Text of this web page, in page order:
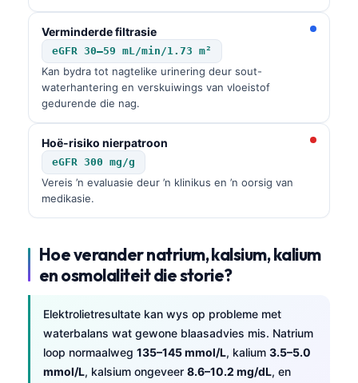
Verminderde filtrasie
eGFR 30–59 mL/min/1.73 m²
Kan bydra tot nagtelike urinering deur sout-
waterhantering en verskuiwings van vloeistof
gedurende die nag.
Hoë-risiko nierpatroon
eGFR 300 mg/g
Vereis ’n evaluasie deur ’n klinikus en ’n oorsig van
medikasie.
Hoe verander natrium, kalsium, kalium
en osmolaliteit die storie?
Elektrolietresultate kan wys op probleme met
waterbalans wat gewone blaasadvies mis. Natrium
loop normaalweg 135–145 mmol/L, kalium 3.5–5.0
mmol/L, kalsium ongeveer 8.6–10.2 mg/dL, en